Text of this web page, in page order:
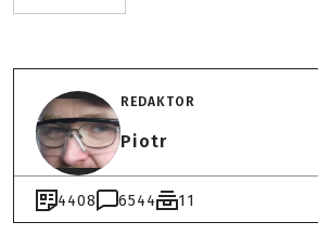
REDAKTOR
Piotr
4408 6544 11